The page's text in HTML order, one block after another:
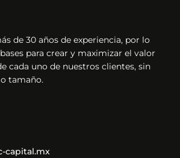
de 30 años de experiencia, por lo
para crear y maximizar el valor
cada uno de nuestros clientes, sin
tamaño.
capital.mx